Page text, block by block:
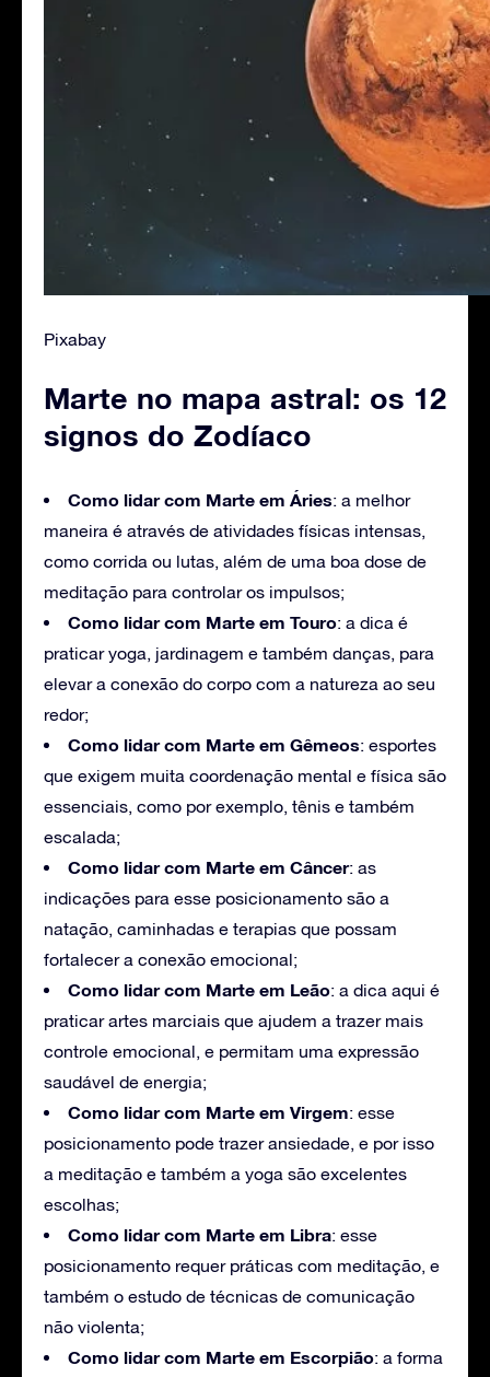
Pixabay
Marte no mapa astral: os 12
signos do Zodíaco
Como lidar com Marte em Áries: a melhor
maneira é através de atividades físicas intensas,
como corrida ou lutas, além de uma boa dose de
meditação para controlar os impulsos;
Como lidar com Marte em Touro: a dica é
praticar yoga, jardinagem e também danças, para
elevar a conexão do corpo com a natureza ao seu
redor;
Como lidar com Marte em Gêmeos: esportes
que exigem muita coordenação mental e física são
essenciais, como por exemplo, tênis e também
escalada;
Como lidar com Marte em Câncer: as
indicações para esse posicionamento são a
natação, caminhadas e terapias que possam
fortalecer a conexão emocional;
Como lidar com Marte em Leão: a dica aqui é
praticar artes marciais que ajudem a trazer mais
controle emocional, e permitam uma expressão
saudável de energia;
Como lidar com Marte em Virgem: esse
posicionamento pode trazer ansiedade, e por isso
a meditação e também a yoga são excelentes
escolhas;
Como lidar com Marte em Libra: esse
posicionamento requer práticas com meditação, e
também o estudo de técnicas de comunicação
não violenta;
Como lidar com Marte em Escorpião: a forma